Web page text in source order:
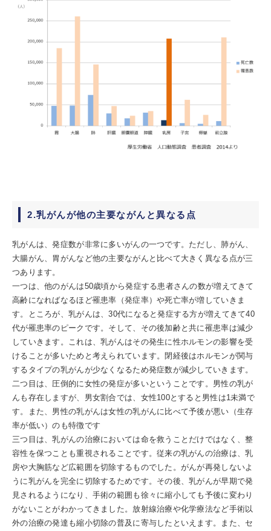
2.乳がんが他の主要ながんと異なる点
乳がんは、発症数が非常に多いがんの一つです。ただし、肺がん、
大腸がん、胃がんなど他の主要ながんと比べて大きく異なる点が三
つあります。
一つは、他のがんは50歳頃から発症する患者さんの数が増えてきて
高齢になればなるほど罹患率（発症率）や死亡率が増していきま
す。ところが、乳がんは、30代になると発症する方が増えてきて40
代が罹患率のピークです。そして、その後加齢と共に罹患率は減少
していきます。これは、乳がんはその発生に性ホルモンの影響を受
けることが多いためと考えられています。閉経後はホルモンが関与
するタイプの乳がんが少なくなるため発症数が減少していきます。
二つ目は、圧倒的に女性の発症が多いということです。男性の乳が
んも存在しますが、男女割合では、女性100とすると男性は1未満で
す。また、男性の乳がんは女性の乳がんに比べて予後が悪い（生存
率が低い）のも特徴です
三つ目は、乳がんの治療においては命を救うことだけではなく、整
容性を保つことも重視されることです。従来の乳がんの治療は、乳
房や大胸筋など広範囲を切除するものでした。がんが再発しないよ
うに乳がんを完全に切除するためです。その後、乳がんが早期で発
見されるようになり、手術の範囲も徐々に縮小しても予後に変わり
がないことがわかってきました。放射線治療や化学療法など手術以
外の治療の発達も縮小切除の普及に寄与したといえます。また、セ